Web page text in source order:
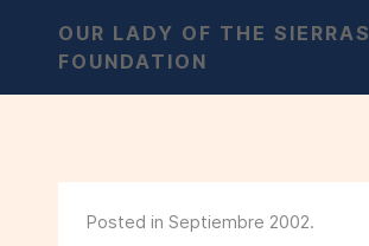
OUR LADY OF THE SIERRAS
FOUNDATION
Posted in Septiembre 2002.